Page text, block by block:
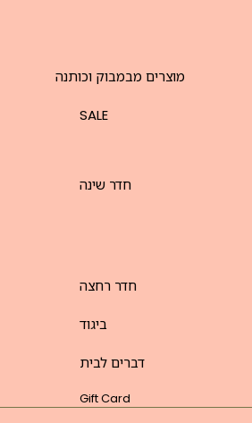
מוצרים מבמבוק וכותנה
SALE
חדר שינה
חדר רחצה
ביגוד
דברים לבית
Gift Card